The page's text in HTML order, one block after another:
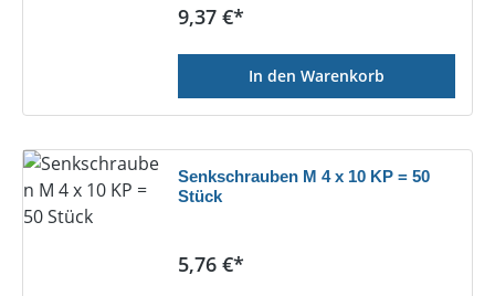
Regulärer Preis:
9,37 €*
In den Warenkorb
Senkschrauben M 4 x 10 KP = 50
Stück
Regulärer Preis:
5,76 €*